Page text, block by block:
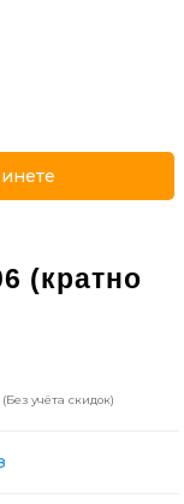
(кратно
(Без учёта скидок)